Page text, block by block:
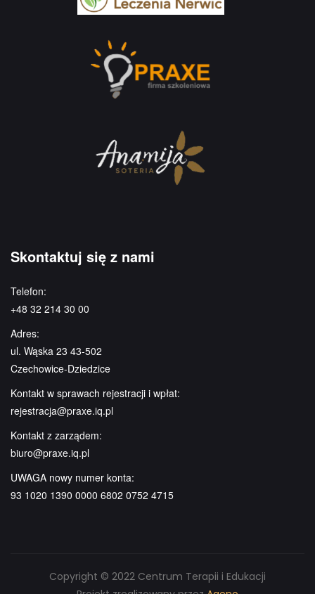
Skontaktuj się z nami
Telefon:
+48 32 214 30 00
Adres:
ul. Wąska 23 43-502
Czechowice-Dziedzice
Kontakt w sprawach rejestracji i wpłat:
rejestracja@praxe.iq.pl
Kontakt z zarządem:
biuro@praxe.iq.pl
UWAGA nowy numer konta:
93 1020 1390 0000 6802 0752 4715
Copyright © 2022 Centrum Terapii i Edukacji